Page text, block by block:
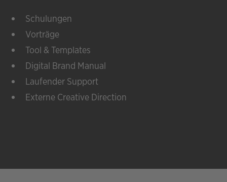
Schulungen
Vorträge
Tool & Templates
Digital Brand Manual
Laufender Support
Externe Creative Direction